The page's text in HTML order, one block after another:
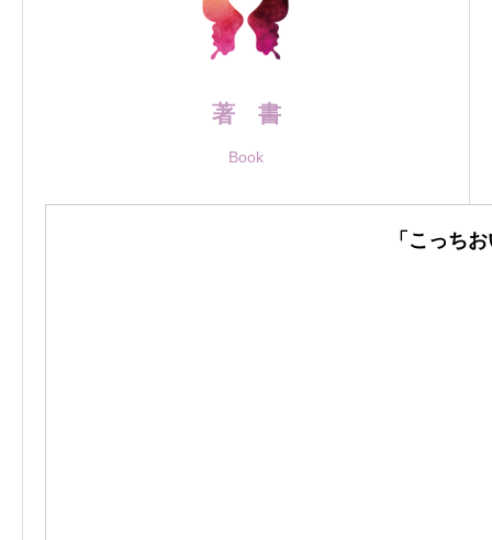
著 書
Book
「こっち